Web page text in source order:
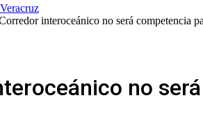
interoceánico no será competencia
no